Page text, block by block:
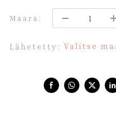
Määrä:
Lähetetty: Valitse